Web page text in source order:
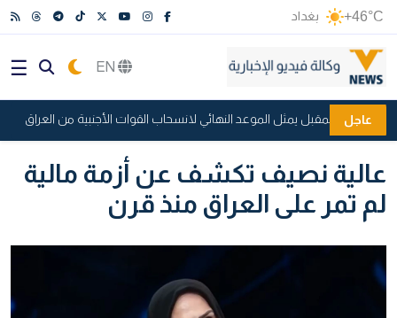
+46°C بغداد
عاجل
عالية نصيف تكشف عن أزمة مالية
لم تمر على العراق منذ قرن